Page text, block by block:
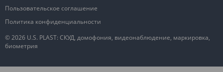
© 2026 U.S. PLAST: СКУД, домофония, видеонаблюдение, маркировка,
биометрия
Пользовательское соглашение
Политика конфиденциальности